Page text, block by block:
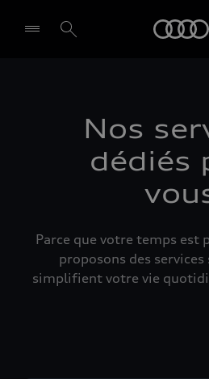
Nos
dédiés
Parce que votre temps est
proposons des
simplifient votre vie